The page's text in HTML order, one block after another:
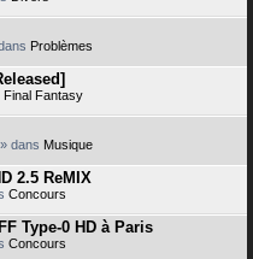
Problèmes
Final Fantasy
dans Musique
2.5 ReMIX
Concours
Type-0 HD à Paris
Concours